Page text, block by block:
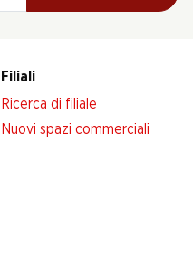
Filiali
Ricerca di filiale
Nuovi spazi commerciali